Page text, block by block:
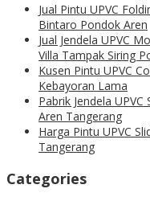
Jual Pintu UPVC
Bintaro Pondok Aren
Jual Jendela UPVC
Villa Tampak Siring
Kusen Pintu UPVC
Kebayoran Lama
Pabrik Jendela
Aren Tangerang
Harga Pintu UPVC
Tangerang
Categories